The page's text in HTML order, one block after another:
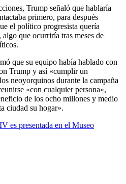
Trump señaló que hablaría
primero, para después
el político progresista quería
que ocurriría tras meses de
que su equipo había hablado con
Trump y así «cumplir un
neoyorquinos durante la campaña
«con cualquier persona»,
de los ocho millones y medio
ciudad su hogar».
es presentada en el Museo